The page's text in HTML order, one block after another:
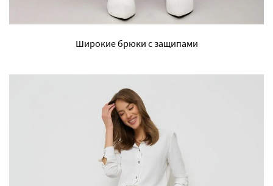
Широкие брюки с защипами